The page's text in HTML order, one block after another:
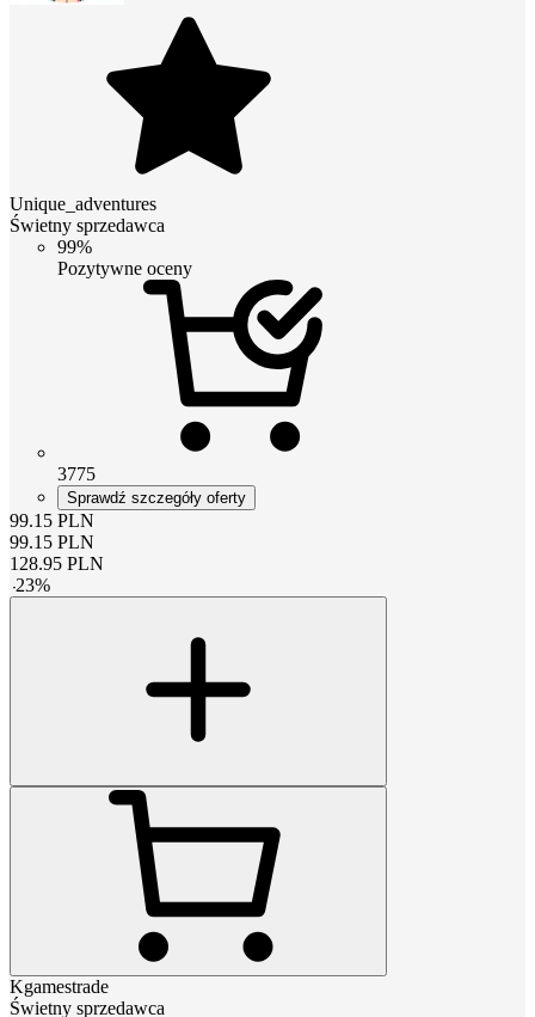
Unique_adventures
Świetny sprzedawca
99%
Pozytywne oceny
3775
Sprawdź szczegóły oferty
99.15 PLN
99.15 PLN
128.95 PLN
-23%
Kgamestrade
Świetny sprzedawca